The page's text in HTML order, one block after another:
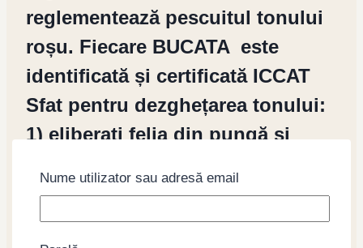
reglementează pescuitul tonului
roșu. Fiecare BUCATA este
identificată și certificată ICCAT
Sfat pentru dezghețarea tonului:
1) eliberați felia din pungă și
dizolvați 2 linguri de sare în
multă apă caldă (20-30 ° C) într-o
Nume utilizator sau adresă email